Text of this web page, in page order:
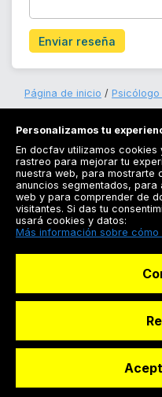
Enviar reseña
Página de inicio Psicólogo
Docfav
©
Personalizamos tu
En docfav utilizamos
rastreo para mejorar tu
nuestra web, para mostrarte
anuncios segmentados,
web y para comprender de
visitantes. Si das tu
usará cookies y datos:
Más información sobre cómo